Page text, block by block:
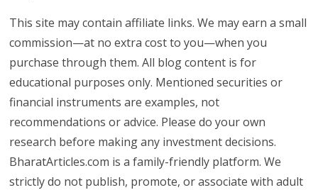
This site may contain affiliate links. We may earn a small
commission—at no extra cost to you—when you
purchase through them. All blog content is for
educational purposes only. Mentioned securities or
financial instruments are examples, not
recommendations or advice. Please do your own
research before making any investment decisions.
BharatArticles.com is a family-friendly platform. We
strictly do not publish, promote, or associate with adult